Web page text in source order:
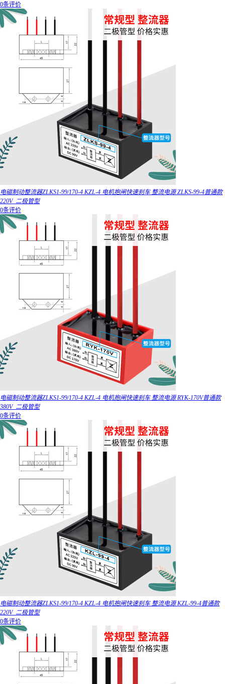
0条评价
电磁制动整流器ZLKS1-99/170-4 KZL-4 电机抱闸快速刹车 整流电源 ZLKS-99-4普通款
220V_二极管型
0条评价
电磁制动整流器ZLKS1-99/170-4 KZL-4 电机抱闸快速刹车 整流电源 RYK-170V普通款
380V_二极管型
0条评价
电磁制动整流器ZLKS1-99/170-4 KZL-4 电机抱闸快速刹车 整流电源 KZL-99-4普通款
220V_二极管型
0条评价